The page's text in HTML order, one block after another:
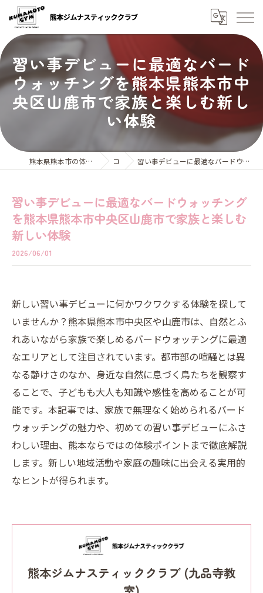
習い事デビューに最適なバード
ウォッチングを熊本県熊本市中
央区山鹿市で家族と楽しむ新し
い体験
熊本県熊本市の体操教室なら熊本ジムナスティッククラブ コラム 習い事デビューに最適なバードウォッチングを熊本県熊本市中央区山鹿市で家族と楽しむ新しい体験
習い事デビューに最適なバードウォッチング
を熊本県熊本市中央区山鹿市で家族と楽しむ
新しい体験
2026/06/01
新しい習い事デビューに何かワクワクする体験を探して
いませんか？熊本県熊本市中央区や山鹿市は、自然とふ
れあいながら家族で楽しめるバードウォッチングに最適
なエリアとして注目されています。都市部の喧騒とは異
なる静けさのなか、身近な自然に息づく鳥たちを観察す
ることで、子どもも大人も知識や感性を高めることが可
能です。本記事では、家族で無理なく始められるバード
ウォッチングの魅力や、初めての習い事デビューにふさ
わしい理由、熊本ならではの体験ポイントまで徹底解説
します。新しい地域活動や家庭の趣味に出会える実用的
なヒントが得られます。
熊本ジムナスティッククラブ (九品寺教